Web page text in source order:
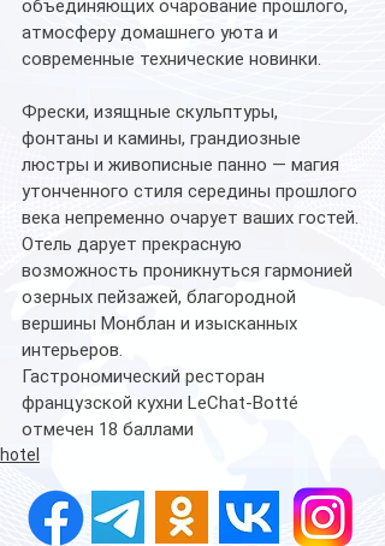
объединяющих очарование прошлого,
атмосферу домашнего уюта и
современные технические новинки.
Фрески, изящные скульптуры,
фонтаны и камины, грандиозные
люстры и живописные панно — магия
утонченного стиля середины прошлого
века непременно очарует ваших гостей.
Отель дарует прекрасную
возможность проникнуться гармонией
озерных пейзажей, благородной
вершины Монблан и изысканных
интерьеров.
Гастрономический ресторан
французской кухни LeChat-Botté
отмечен 18 баллами
hotel